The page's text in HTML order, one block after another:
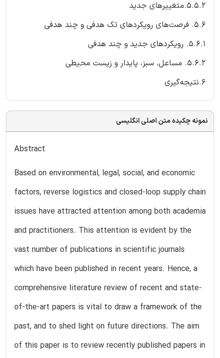
۵.۵.۲.متغییرهای جدید
۵.۶. فرصت‌های رویکردهای تک هدفی و چند هدفی
۵.۶.۱. رویکردهای جدید و چند هدفی
۵.۶.۲. مساعل، سبز، پایدار و زیست محیطی
۶.نتیجه‌گیری
نمونه چکیده متن اصلی انگلیسی
Abstract
Based on environmental, legal, social, and economic
factors, reverse logistics and closed-loop supply chain
issues have attracted attention among both academia
and practitioners. This attention is evident by the
vast number of publications in scientific journals
which have been published in recent years. Hence, a
comprehensive literature review of recent and state-
of-the-art papers is vital to draw a framework of the
past, and to shed light on future directions. The aim
of this paper is to review recently published papers in